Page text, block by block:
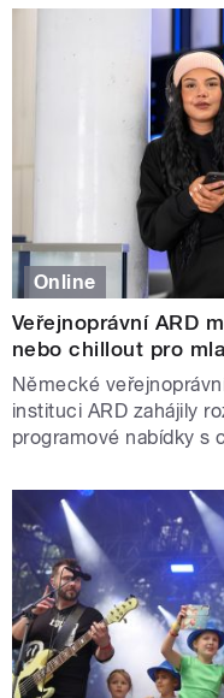
Online
Veřejnoprávní ARD
nebo chillout pro
Německé
instituci ARD zahájily
programové nabídky s